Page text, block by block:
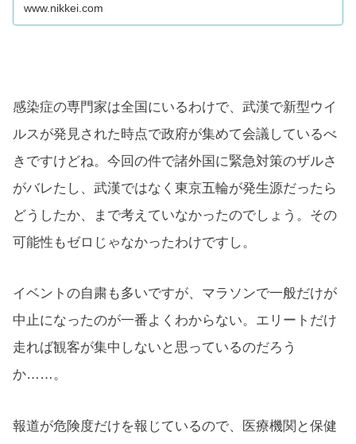
を含む体制強化へ議論を始める。政...
www.nikkei.com
感染症の専門家は全国にいるわけで、武漢で新型ウイ
ルスが発見された時点で政府が集めて会議しているべ
きですけどね。今回の件で諸外国に緊急対策のザルさ
がバレたし、武漢ではなく東京五輪が発生源だったら
どうしたか、まで考えていなかったのでしょう。その
可能性もゼロじゃなかったわけですし。
イベントの自粛も多いですが、マラソンで一般だけが
中止になったのが一番よくわからない。エリートだけ
走れば観客が集中しないと思っているのだろう
か……。
報道が危険度だけを報じているので、医療機関と保健